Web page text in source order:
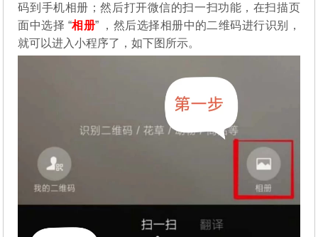
码到手机相册；然后打开微信的扫一扫功能，在扫描页
面中选择 “相册” ，然后选择相册中的二维码进行识别，
就可以进入小程序了，如下图所示。